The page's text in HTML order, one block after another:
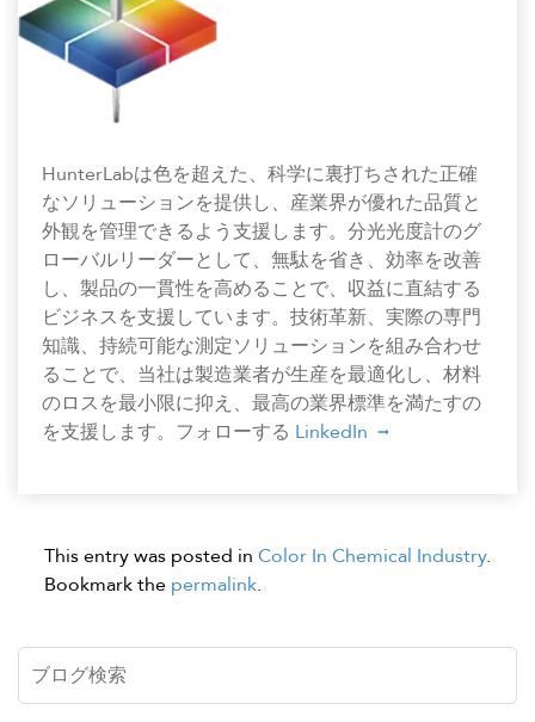
HunterLabは色を超えた、科学に裏打ちされた正確
なソリューションを提供し、産業界が優れた品質と
外観を管理できるよう支援します。分光光度計のグ
ローバルリーダーとして、無駄を省き、効率を改善
し、製品の一貫性を高めることで、収益に直結する
ビジネスを支援しています。技術革新、実際の専門
知識、持続可能な測定ソリューションを組み合わせ
ることで、当社は製造業者が生産を最適化し、材料
のロスを最小限に抑え、最高の業界標準を満たすの
を支援します。フォローする LinkedIn
This entry was posted in Color In Chemical Industry.
Bookmark the permalink.